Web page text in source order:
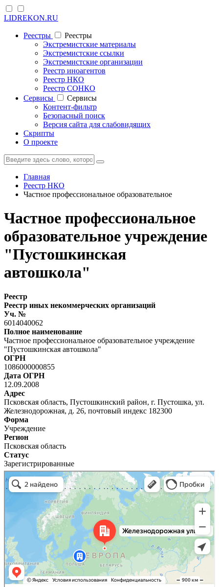
LIDREKON.RU
Реестры
Реестры
Экстремистские материалы
Экстремистские ссылки
Экстремистские организации
Реестр иноагентов
Реестр НКО
Реестр СОНКО
Cервисы
Cервисы
Контент-фильтр
Безопасный поиск
Версия сайта для слабовидящих
Скрипты
О проекте
Главная
Реестр НКО
Частное профессиональное образовательное
Частное профессиональное
образовательное учреждение
"Пустошкинская
автошкола"
Реестр
Реестр иных некоммерческих организаций
Уч. №
6014040062
Полное наименование
Частное профессиональное образовательное учреждение
"Пустошкинская автошкола"
ОГРН
1086000000855
Дата ОГРН
12.09.2008
Адрес
Псковская область, Пустошкинский район, г. Пустошка, ул.
Железнодорожная, д. 26, почтовый индекс 182300
Форма
Учреждение
Регион
Псковская область
Статус
Зарегистрированные